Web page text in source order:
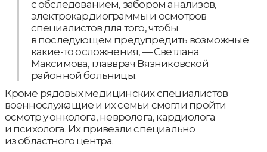
с обследованием, забором анализов,
электрокардиограммы и осмотров
специалистов для того, чтобы
в последующем предупредить возможные
какие-то осложнения, — Светлана
Максимова, главврач Вязниковской
районной больницы.
Кроме рядовых медицинских специалистов
военнослужащие и их семьи смогли пройти
осмотр у онколога, невролога, кардиолога
и психолога. Их привезли специально
из областного центра.